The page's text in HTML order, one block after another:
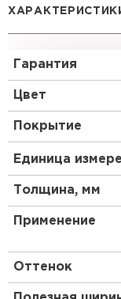
Самый
применении,
обеспечивает
строения.
Гарантия
Цвет
Покрытие
Единица
Толщина, мм
Применение
Оттенок